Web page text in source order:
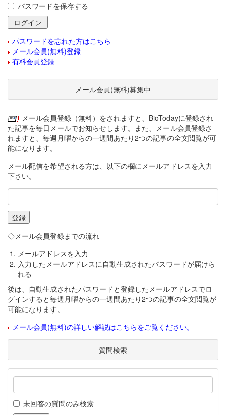
パスワードを保存する
パスワードを忘れた方はこちら
メール会員(無料)登録
有料会員登録
メール会員(無料)募集中
メール会員登録（無料）をされますと、BioTodayに登録され
た記事を毎日メールでお知らせします。また、メール会員登録さ
れますと、毎週月曜からの一週間あたり2つの記事の全文閲覧が可
能になります。
メール配信を希望される方は、以下の欄にメールアドレスを入力
下さい。
◇メール会員登録までの流れ
メールアドレスを入力
入力したメールアドレスに自動生成されたパスワードが届けら
れる
後は、自動生成されたパスワードと登録したメールアドレスでロ
グインすると毎週月曜からの一週間あたり2つの記事の全文閲覧が
可能になります。
メール会員(無料)の詳しい解説はこちらをご覧ください。
質問検索
未回答の質問のみ検索